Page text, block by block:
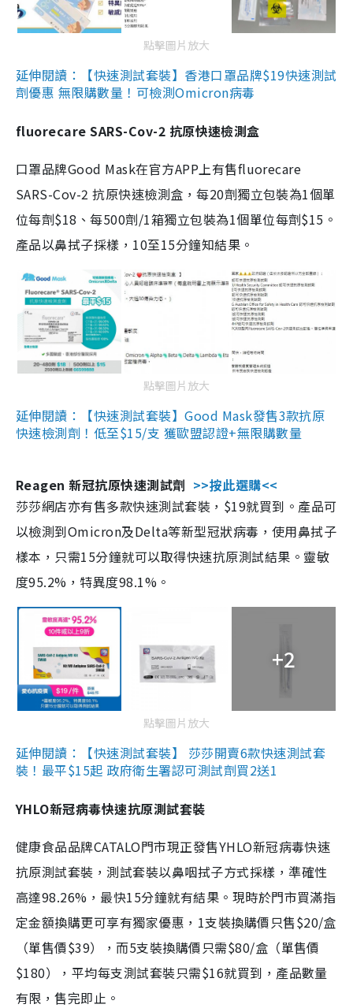
點擊圖片放大
延伸閱讀：【快速測試套裝】香港口罩品牌$19快速測試
劑優惠 無限購數量！可檢測Omicron病毒
fluorecare SARS-Cov-2 抗原快速檢測盒
口罩品牌Good Mask在官方APP上有售fluorecare
SARS-Cov-2 抗原快速檢測盒，每20劑獨立包裝為1個單
位每劑$18、每500劑/1箱獨立包裝為1個單位每劑$15。
產品以鼻拭子採樣，10至15分鐘知結果。
點擊圖片放大
延伸閱讀：【快速測試套裝】Good Mask發售3款抗原
快速檢測劑！低至$15/支 獲歐盟認證+無限購數量
Reagen 新冠抗原快速測試劑 >>按此選購<<
莎莎網店亦有售多款快速測試套裝，$19就買到。產品可
以檢測到Omicron及Delta等新型冠狀病毒，使用鼻拭子
樣本，只需15分鐘就可以取得快速抗原測試結果。靈敏
度95.2%，特異度98.1%。
+2
點擊圖片放大
延伸閱讀：【快速測試套裝】 莎莎開賣6款快速測試套
裝！最平$15起 政府衛生署認可測試劑買2送1
YHLO新冠病毒快速抗原測試套裝
健康食品品牌CATALO門市現正發售YHLO新冠病毒快速
抗原測試套裝，測試套裝以鼻咽拭子方式採樣，準確性
高達98.26%，最快15分鐘就有結果。現時於門市買滿指
定金額換購更可享有獨家優惠，1支裝換購價只售$20/盒
（單售價$39），而5支裝換購價只需$80/盒（單售價
$180），平均每支測試套裝只需$16就買到，產品數量
有限，售完即止。